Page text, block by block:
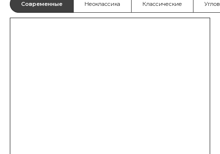
Современные Неоклассика Классические